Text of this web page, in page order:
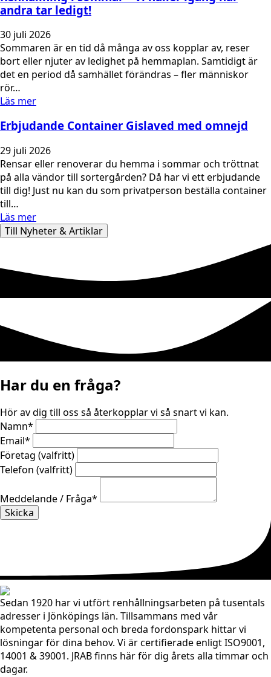
andra tar ledigt!
30 juli 2026
Sommaren är en tid då många av oss kopplar av, reser
bort eller njuter av ledighet på hemmaplan. Samtidigt är
det en period då samhället förändras – fler människor
rör…
Läs mer
Erbjudande Container Gislaved med omnejd
29 juli 2026
Rensar eller renoverar du hemma i sommar och tröttnat
på alla vändor till sortergården? Då har vi ett erbjudande
till dig! Just nu kan du som privatperson beställa container
till…
Läs mer
Till Nyheter & Artiklar
Har du en fråga?
Hör av dig till oss så återkopplar vi så snart vi kan.
Namn*
Email*
Företag (valfritt)
Telefon (valfritt)
Meddelande / Fråga*
Skicka
Sedan 1920 har vi utfört renhållningsarbeten på tusentals
adresser i Jönköpings län. Tillsammans med vår
kompetenta personal och breda fordonspark hittar vi
lösningar för dina behov. Vi är certifierade enligt ISO9001,
14001 & 39001. JRAB finns här för dig årets alla timmar och
dagar.